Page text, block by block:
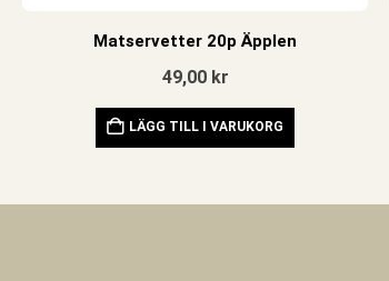
Matservetter 20p Äpplen
49,00 kr
LÄGG TILL I VARUKORG